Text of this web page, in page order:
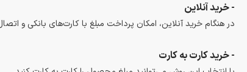
- خرید آنلاین
در هنگام خرید آنلاین، امکان پرداخت مبلغ با کارت‌های بانکی و
- خرید کارت به کارت